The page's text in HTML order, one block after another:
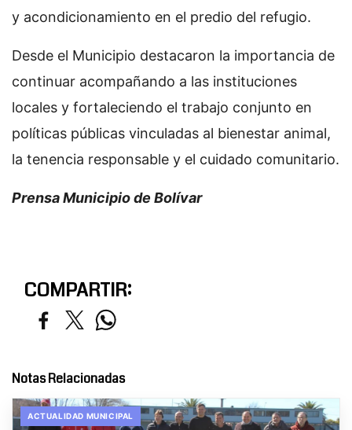
y acondicionamiento en el predio del refugio.
Desde el Municipio destacaron la importancia de
continuar acompañando a las instituciones
locales y fortaleciendo el trabajo conjunto en
políticas públicas vinculadas al bienestar animal,
la tenencia responsable y el cuidado comunitario.
Prensa Municipio de Bolívar
COMPARTIR:
Notas Relacionadas
ACTUALIDAD MUNICIPAL